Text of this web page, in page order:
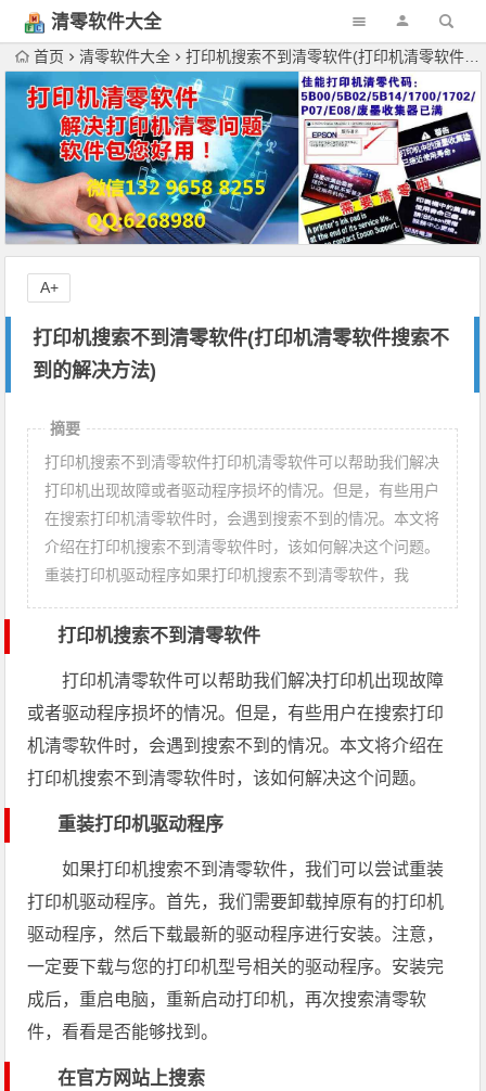
清零软件大全
下载
首页 清零软件大全 打印机搜索不到清零软件(打印机清零软件搜索不到的解决方法)
打印机搜索不到清零软件(打印机清零软件搜索不
到的解决方法)
A+
摘要
打印机搜索不到清零软件打印机清零软件可以帮助我们解决
打印机出现故障或者驱动程序损坏的情况。但是，有些用户
在搜索打印机清零软件时，会遇到搜索不到的情况。本文将
介绍在打印机搜索不到清零软件时，该如何解决这个问题。
重装打印机驱动程序如果打印机搜索不到清零软件，我
打印机搜索不到清零软件
打印机清零软件可以帮助我们解决打印机出现故障
或者驱动程序损坏的情况。但是，有些用户在搜索打印
机清零软件时，会遇到搜索不到的情况。本文将介绍在
打印机搜索不到清零软件时，该如何解决这个问题。
重装打印机驱动程序
如果打印机搜索不到清零软件，我们可以尝试重装
打印机驱动程序。首先，我们需要卸载掉原有的打印机
驱动程序，然后下载最新的驱动程序进行安装。注意，
一定要下载与您的打印机型号相关的驱动程序。安装完
成后，重启电脑，重新启动打印机，再次搜索清零软
件，看看是否能够找到。
在官方网站上搜索